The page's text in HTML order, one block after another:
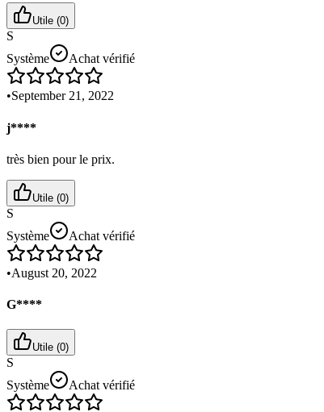
Utile (0)
S
Système
Achat vérifié
•September 21, 2022
j****
très bien pour le prix.
Utile (0)
S
Système
Achat vérifié
•August 20, 2022
G****
Utile (0)
S
Système
Achat vérifié